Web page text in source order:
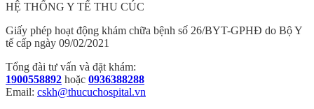
HỆ THỐNG Y TẾ THU CÚC
Giấy phép hoạt động khám chữa bệnh số 26/BYT-GPHĐ do Bộ Y
tế cấp ngày 09/02/2021
Tổng đài tư vấn và đặt khám:
1900558892 hoặc 0936388288
Email: cskh@thucuchospital.vn